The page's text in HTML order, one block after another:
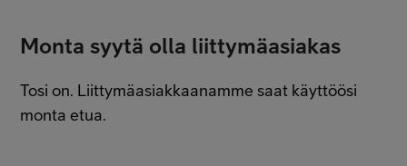
Monta syytä olla liittymäasiakas
Tosi on. Liittymäasiakkaanamme saat käyttöösi
monta etua.